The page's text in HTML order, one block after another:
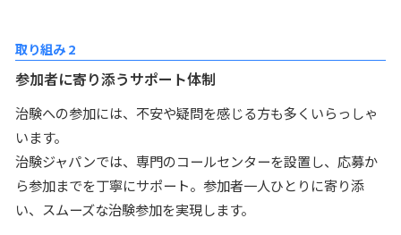
取り組み 2
参加者に寄り添うサポート体制
治験への参加には、不安や疑問を感じる方も多くいらっしゃ
います。
治験ジャパンでは、専門のコールセンターを設置し、応募か
ら参加までを丁寧にサポート。参加者一人ひとりに寄り添
い、スムーズな治験参加を実現します。